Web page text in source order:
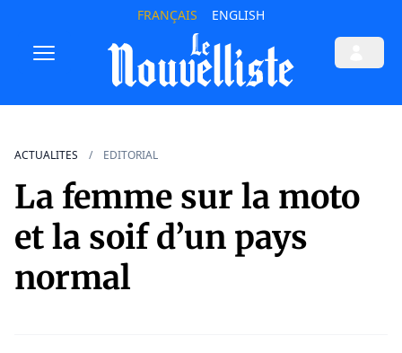
FRANÇAIS ENGLISH
ACTUALITES EDITORIAL
La femme sur la moto
et la soif d’un pays
normal